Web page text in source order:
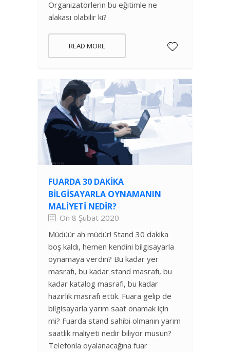
Organizatörlerin bu eğitimle ne
alakası olabilir ki?
READ MORE
FUARDA 30 DAKIKA
BILGISAYARLA OYNAMANIN
MALIYETI NEDIR?
On 8 Şubat 2020
Müdüür ah müdür! Stand 30 dakika
boş kaldı, hemen kendini bilgisayarla
oynamaya verdin? Bu kadar yer
masrafı, bu kadar stand masrafı, bu
kadar katalog masrafı, bu kadar
hazırlık masrafı ettik. Fuara gelip de
bilgisayarla yarım saat onamak için
mi? Fuarda stand sahibi olmanın yarım
saatlik maliyeti nedir biliyor musun?
Telefonla oyalanacağına fuar